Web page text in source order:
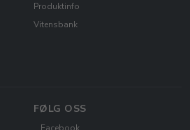
Produktinfo
Vitensbank
FØLG OSS